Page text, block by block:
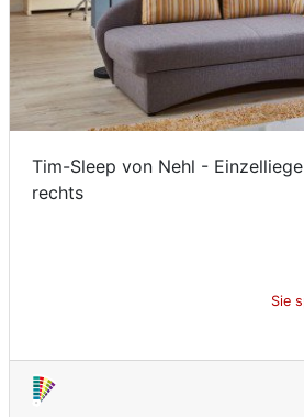
Tim-Sleep von Nehl -
rechts
Sie